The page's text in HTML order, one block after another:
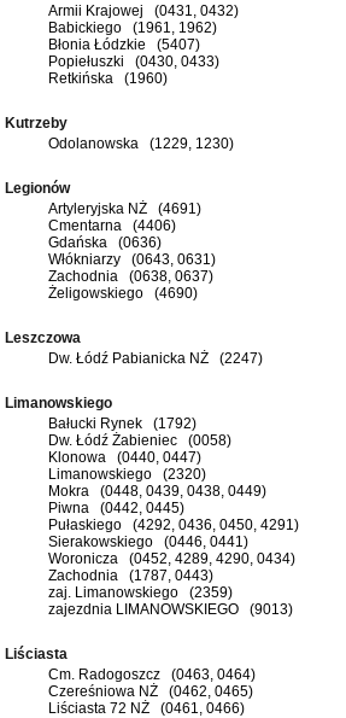
Armii Krajowej (0431, 0432)
Babickiego (1961, 1962)
Błonia Łódzkie (5407)
Popiełuszki (0430, 0433)
Retkińska (1960)
Kutrzeby
Odolanowska (1229, 1230)
Legionów
Artyleryjska NŻ (4691)
Cmentarna (4406)
Gdańska (0636)
Włókniarzy (0643, 0631)
Zachodnia (0638, 0637)
Żeligowskiego (4690)
Leszczowa
Dw. Łódź Pabianicka NŻ (2247)
Limanowskiego
Bałucki Rynek (1792)
Dw. Łódź Żabieniec (0058)
Klonowa (0440, 0447)
Limanowskiego (2320)
Mokra (0448, 0439, 0438, 0449)
Piwna (0442, 0445)
Pułaskiego (4292, 0436, 0450, 4291)
Sierakowskiego (0446, 0441)
Woronicza (0452, 4289, 4290, 0434)
Zachodnia (1787, 0443)
zaj. Limanowskiego (2359)
zajezdnia LIMANOWSKIEGO (9013)
Liściasta
Cm. Radogoszcz (0463, 0464)
Czereśniowa NŻ (0462, 0465)
Liściasta 72 NŻ (0461, 0466)